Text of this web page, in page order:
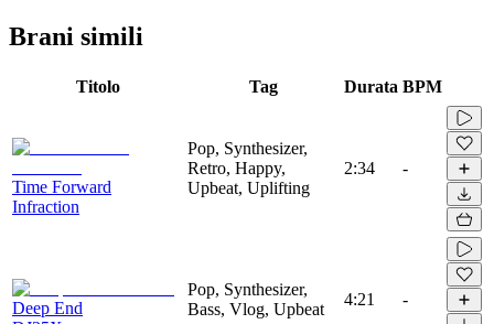
Brani simili
Titolo Tag Durata BPM
Time Forward
Infraction
Pop, Synthesizer,
Retro, Happy,
Upbeat, Uplifting
2:34 -
Deep End
Pop, Synthesizer,
Bass, Vlog, Upbeat
4:21 -